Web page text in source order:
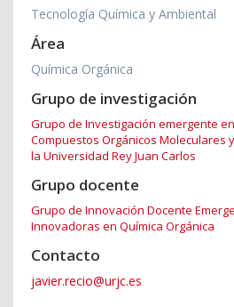
Tecnología Química y Ambiental
Área
Química Orgánica
Grupo de investigación
Grupo de Investigación emergente
Compuestos Orgánicos Moleculares
la Universidad Rey Juan Carlos
Grupo docente
Grupo de Innovación Docente
Innovadoras en Química Orgánica
Contacto
javier.recio@urjc.es